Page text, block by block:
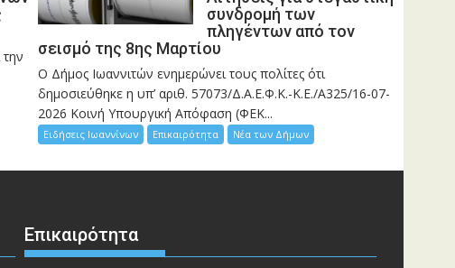
συνδρομή των
πληγέντων από τον
σεισμό της 8ης Μαρτίου
Ο Δήμος Ιωαννιτών ενημερώνει τους πολίτες ότι
δημοσιεύθηκε η υπ’ αριθ. 57073/Δ.Α.Ε.Φ.Κ.-Κ.Ε./Α325/16-07-
2026 Κοινή Υπουργική Απόφαση (ΦΕΚ...
Ειδήσεις Ιωαννίνων Επικαιρότητα Νέα των Δήμων
Επικαιρότητα